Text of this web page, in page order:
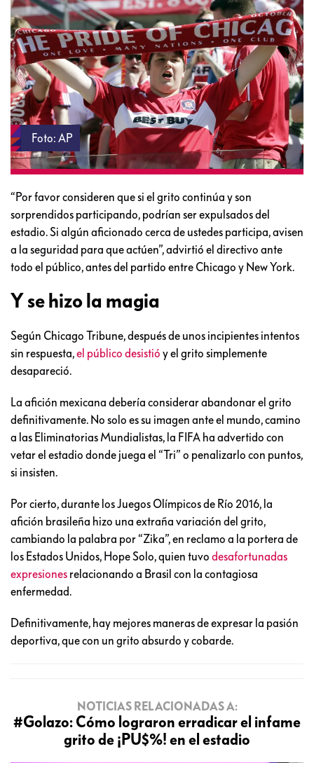
Foto: AP
“Por favor consideren que si el grito continúa y son
sorprendidos participando, podrían ser expulsados del
estadio. Si algún aficionado cerca de ustedes participa, avisen
a la seguridad para que actúen”, advirtió el directivo ante
todo el público, antes del partido entre Chicago y New York.
Y se hizo la magia
Según Chicago Tribune, después de unos incipientes intentos
sin respuesta,el público desistió y el grito simplemente
desapareció.
La afición mexicana debería considerar abandonar el grito
definitivamente. No solo es su imagen ante el mundo, camino
a las Eliminatorias Mundialistas, la FIFA ha advertido con
vetar el estadio donde juega el “Tri” o penalizarlo con puntos,
si insisten.
Por cierto, durante los Juegos Olímpicos de Río 2016, la
afición brasileña hizo una extraña variación del grito,
cambiando la palabra por “Zika”, en reclamo a la portera de
los Estados Unidos, Hope Solo, quien tuvo desafortunadas
expresiones relacionando a Brasil con la contagiosa
enfermedad.
Definitivamente, hay mejores maneras de expresar la pasión
deportiva, que con un grito absurdo y cobarde.
NOTICIAS RELACIONADAS A:
#Golazo: Cómo lograron erradicar el infame
grito de ¡PU$%! en el estadio